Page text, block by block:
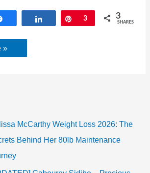
Share Pin
3 3
SHARES
»
McCarthy Weight Loss 2026: The
Behind Her 80lb Maintenance